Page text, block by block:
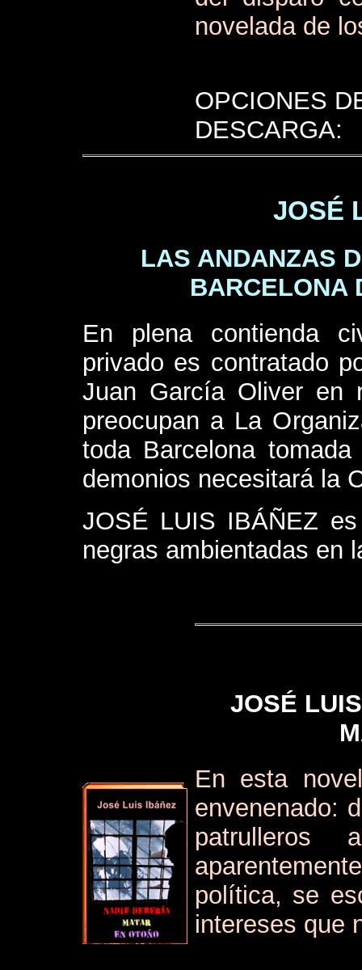
novelada de
OPCIONES
DESCARGA:
JOSÉ
LAS ANDANZAS
BARCELONA
En plena contienda
privado es contratado
Juan García Oliver en
preocupan a La
toda Barcelona
demonios necesitará la
JOSÉ LUIS IBÁÑEZ
negras ambientadas en
JOSÉ
En esta
envenenado:
patrulleros
política, se
intereses que